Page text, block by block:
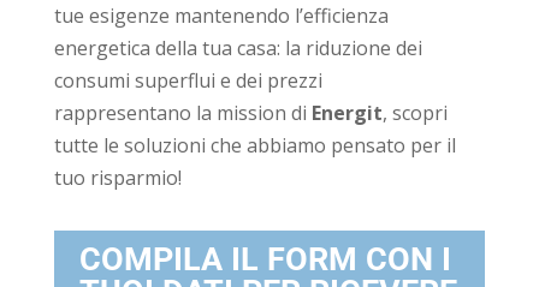
tue esigenze mantenendo l’efficienza
energetica della tua casa: la riduzione dei
consumi superflui e dei prezzi
rappresentano la mission di Energit, scopri
tutte le soluzioni che abbiamo pensato per il
tuo risparmio!
COMPILA IL FORM CON I